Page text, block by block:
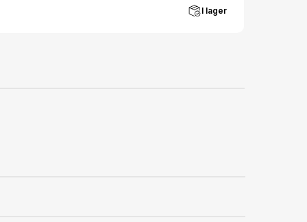
I lager